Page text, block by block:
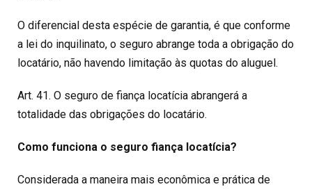
O diferencial desta espécie de garantia, é que conforme
a lei do inquilinato, o seguro abrange toda a obrigação do
locatário, não havendo limitação às quotas do aluguel.
Art. 41. O seguro de fiança locatícia abrangerá a
totalidade das obrigações do locatário.
Como funciona o seguro fiança locatícia?
Considerada a maneira mais econômica e prática de